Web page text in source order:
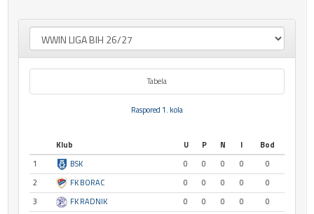
Tabela
Raspored 1. kola
Klub U P N I
Bod
1
BSK 0 0 0 0
0
2
FK BORAC 0 0 0 0
0
3
FK RADNIK 0 0 0 0
0